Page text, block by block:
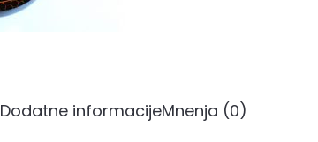
Dodatne informacijeMnenja (0)